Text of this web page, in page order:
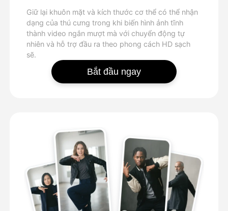
Giữ lại khuôn mặt và kích thước cơ thể có thể nhận
dạng của thú cưng trong khi biến hình ảnh tĩnh
thành video ngắn mượt mà với chuyển động tự
nhiên và hỗ trợ đầu ra theo phong cách HD sạch
sẽ.
Bắt đầu ngay